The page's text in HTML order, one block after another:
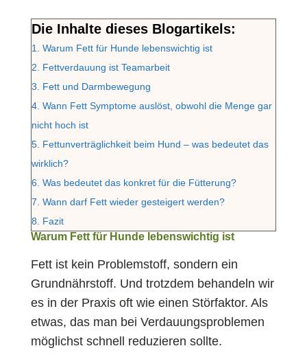
Die Inhalte dieses Blogartikels:
1.
Warum Fett für Hunde lebenswichtig ist
2.
Fettverdauung ist Teamarbeit
3.
Fett und Darmbewegung
4. Wann Fett Symptome auslöst, obwohl die Menge gar
nicht hoch ist
5. Fettunverträglichkeit beim Hund – was bedeutet das
wirklich?
6. Was bedeutet das konkret für die Fütterung?
7. Wann darf Fett wieder gesteigert werden?
8.
Fazit
Warum Fett für Hunde lebenswichtig ist
Fett ist kein Problemstoff, sondern ein
Grundnährstoff. Und trotzdem behandeln wir
es in der Praxis oft wie einen Störfaktor. Als
etwas, das man bei Verdauungsproblemen
möglichst schnell reduzieren sollte.